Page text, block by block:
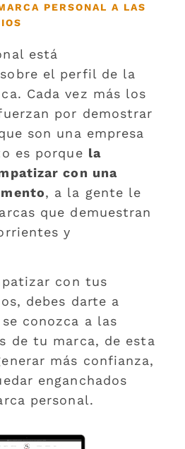
PERSONAL A LAS
está
el perfil de la
Cada vez más los
por demostrar
son una empresa
es porque la
con una
, a la gente le
que demuestran
y
con tus
debes darte a
conozca a las
de tu marca, de esta
más confianza,
enganchados
personal.